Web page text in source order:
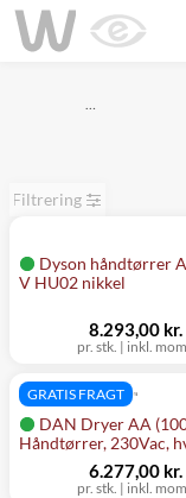
…
Filtrering
Dyson håndtørrer
V HU02 nikkel
pr. stk. | inkl.
8.293,00 kr.
DAN Dryer AA
Håndtørrer, 230Vac,
GRATIS FRAGT
pr. stk. | inkl.
6.277,00 kr.
Mangler chatten?
Ret samtykke!